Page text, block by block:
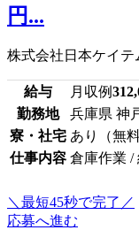
円...
株式会社日本ケイテ
給与 月収例
勤務地
兵庫県 神
寮・社宅 あり（無料
仕事内容 倉庫作業 /
＼最短45秒で完了／
応募へ進む